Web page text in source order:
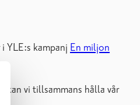
YLE:s kampanj En miljon
kan vi tillsammans hålla vår